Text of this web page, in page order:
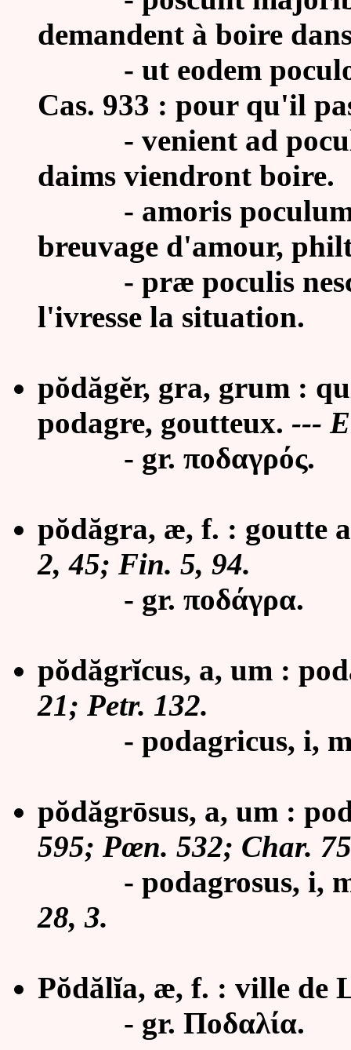
demandent à boire
- ut eodem
Cas. 933 : pour qu'il
- venient ad
daims viendront boire.
- amoris poculum
breuvage d'amour,
- præ poculis
l'ivresse la situation.
pŏdăgĕr, gra, grum :
podagre, goutteux. ---
- gr. ποδαγρός.
pŏdăgra, æ, f. : goutte
2, 45; Fin. 5, 94.
- gr. ποδάγρα.
pŏdăgrĭcus, a, um :
21; Petr. 132.
- podagricus, i, m.
pŏdăgrōsus, a, um :
595; Pœn. 532; Char.
- podagrosus, i, m.
28, 3.
Pŏdălĭa, æ, f. : ville de
- gr. Ποδαλία.